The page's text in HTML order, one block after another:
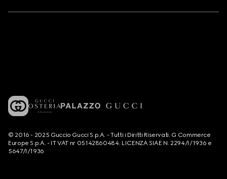
© 2016 - 2025 Guccio Gucci S.p.A. - Tutti i Diritti Riservati. G Commerce
Europe S.p.A. - IT VAT nr 05142860484. LICENZA SIAE N. 2294/I/1936 e
5647/I/1936